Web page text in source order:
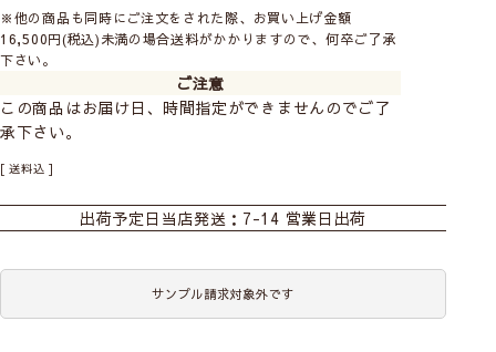
※他の商品も同時にご注文をされた際、お買い上げ金額
16,500円(税込)未満の場合送料がかかりますので、何卒ご了承
下さい。
ご注意
この商品はお届け日、時間指定ができませんのでご了
承下さい。
前
次
送料込
出荷予定日 当店発送：7-14 営業日出荷
サンプル請求対象外です